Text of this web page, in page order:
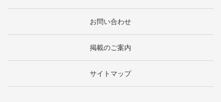
お問い合わせ
掲載のご案内
サイトマップ